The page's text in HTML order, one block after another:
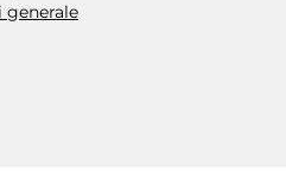
generale